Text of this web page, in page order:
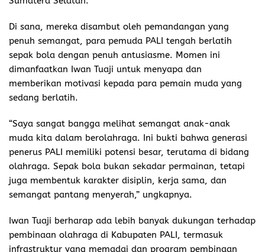
Di sana, mereka disambut oleh pemandangan yang
penuh semangat, para pemuda PALI tengah berlatih
sepak bola dengan penuh antusiasme. Momen ini
dimanfaatkan Iwan Tuaji untuk menyapa dan
memberikan motivasi kepada para pemain muda yang
sedang berlatih.
“Saya sangat bangga melihat semangat anak-anak
muda kita dalam berolahraga. Ini bukti bahwa generasi
penerus PALI memiliki potensi besar, terutama di bidang
olahraga. Sepak bola bukan sekadar permainan, tetapi
juga membentuk karakter disiplin, kerja sama, dan
semangat pantang menyerah,” ungkapnya.
Iwan Tuaji berharap ada lebih banyak dukungan terhadap
pembinaan olahraga di Kabupaten PALI, termasuk
infrastruktur yang memadai dan program pembinaan